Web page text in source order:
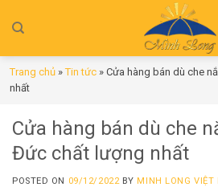
Trang chủ »Tin tức » Cửa hàng bán dù che
nhất
Cửa hàng bán dù che
Đức chất lượng nhất
POSTED ON 09/12/2022BY MINH LONG VIỆT